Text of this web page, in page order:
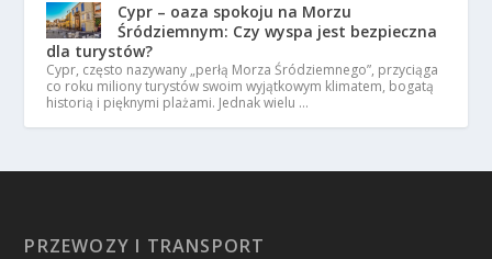
Cypr – oaza spokoju na Morzu
Śródziemnym: Czy wyspa jest bezpieczna
dla turystów?
Cypr, często nazywany „perłą Morza Śródziemnego”, przyciąga
co roku miliony turystów swoim wyjątkowym klimatem, bogatą
historią i pięknymi plażami. Jednak wielu …
PRZEWOZY I TRANSPORT